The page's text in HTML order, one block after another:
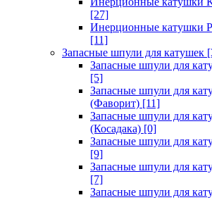
[27]
Инерционные катушки
[11]
Запасные шпули для катушек
Запасные шпули для
[5]
Запасные шпули для
(Фаворит) [11]
Запасные шпули для
(Косадака) [0]
Запасные шпули для
[9]
Запасные шпули для
[7]
Запасные шпули для